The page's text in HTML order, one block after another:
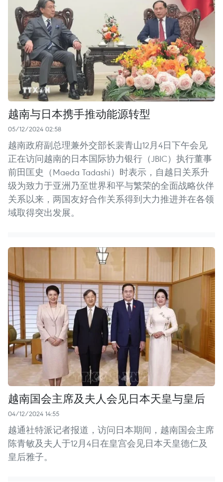
越南与日本携手推动能源转型
05/12/2024 02:58
越南政府副总理兼外交部长裴青山12月4日下午会见
正在访问越南的日本国际协力银行（JBIC）执行董事
前田匡史（Maeda Tadashi）时表示，自越日关系升
级为致力于亚洲乃至世界和平与繁荣的全面战略伙伴
关系以来，两国友好合作关系得到大力推进并在各领
域取得突出发展。
越南国会主席及夫人会见日本天皇与皇后
04/12/2024 14:55
越通社特派记者报道，访问日本期间，越南国会主席
陈青敏及夫人于12月4日在皇宫会见日本天皇德仁及
皇后雅子。